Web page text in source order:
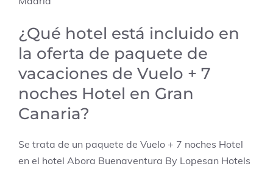
¿Qué hotel está incluido en
la oferta de paquete de
vacaciones de Vuelo + 7
noches Hotel en Gran
Canaria?
Se trata de un paquete de Vuelo + 7 noches Hotel
en el hotel Abora Buenaventura By Lopesan Hotels